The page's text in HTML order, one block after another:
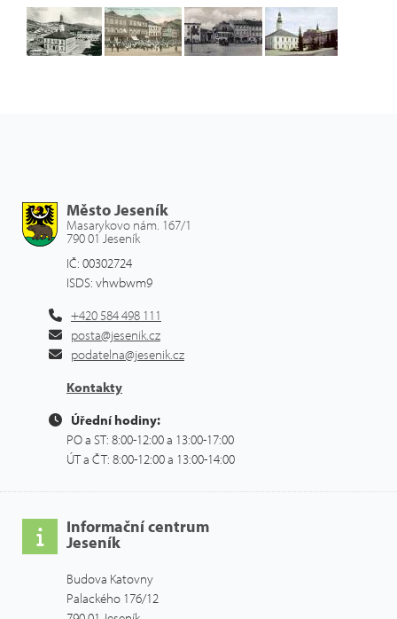
Město Jeseník
Masarykovo nám. 167/1
790 01 Jeseník
IČ: 00302724
ISDS: vhwbwm9
+420 584 498 111
posta@jesenik.cz
podatelna@jesenik.cz
Kontakty
Úřední hodiny:
PO a ST: 8:00-12:00 a 13:00-17:00
ÚT a ČT: 8:00-12:00 a 13:00-14:00
Informační centrum
Jeseník
Budova Katovny
Palackého 176/12